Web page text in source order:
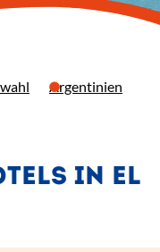
Argentinien
neuen
IN EL